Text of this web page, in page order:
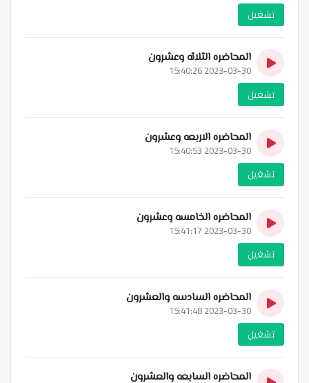
تشغيل
المحاضره الثلاثه وعشرون
2023-03-30 15:40:26
تشغيل
المحاضره الاربعه وعشرون
2023-03-30 15:40:53
تشغيل
المحاضره الخامسه وعشرون
2023-03-30 15:41:17
تشغيل
المحاضره السادسه والعشرون
2023-03-30 15:41:48
تشغيل
المحاضره السابعه والعشرون